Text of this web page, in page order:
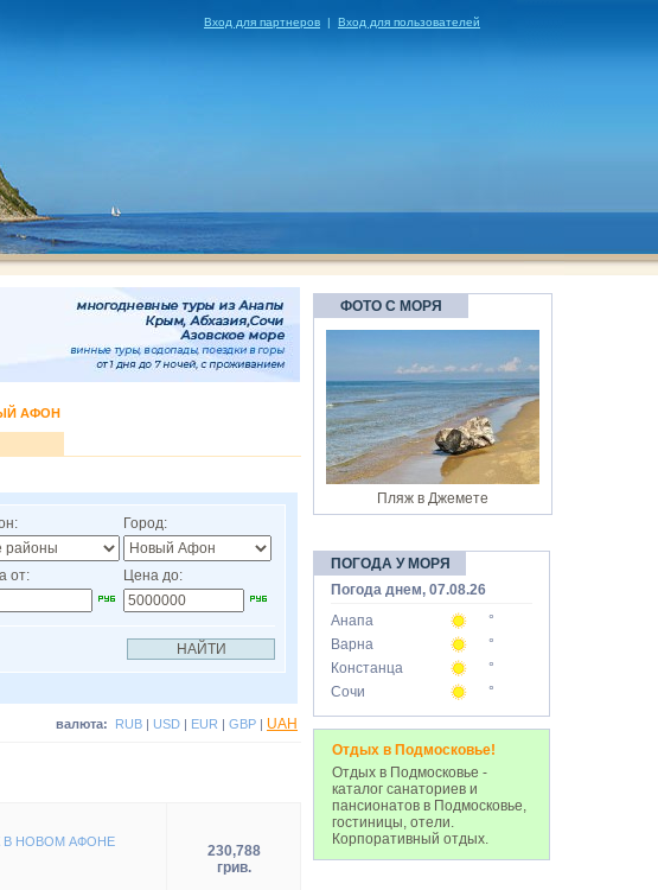
Вход для партнеров | Вход для пользователей
АФОН
Город:
от: Цена до:
валюта: RUB | USD | EUR | GBP | UAH
В НОВОМ АФОНЕ
230,788
грив.
ФОТО С МОРЯ
Пляж в Джемете
ПОГОДА У МОРЯ
Погода днем, 07.08.26
Анапа
°
Варна
°
Констанца
°
Сочи
°
Отдых в Подмосковье!
Отдых в Подмосковье -
каталог санаториев и
пансионатов в Подмосковье,
гостиницы, отели.
Корпоративный отдых.